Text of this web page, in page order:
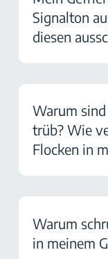
Signalton
diesen
Warum
trüb? Wie
Flocken in
Warum
in meinem